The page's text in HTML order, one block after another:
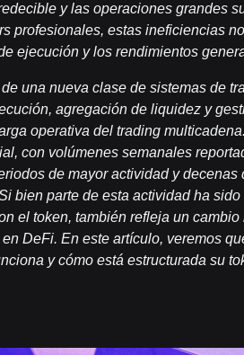
y las operaciones grandes
profesionales, estas ineficiencias
ejecución y los rendimientos
una nueva clase de sistemas de
agregación de liquidez y
operativa del trading
con volúmenes semanales
de mayor actividad y decenas
bien parte de esta actividad ha
el token, también refleja un cambio
DeFi. En este artículo, veremos
y cómo está estructurada su